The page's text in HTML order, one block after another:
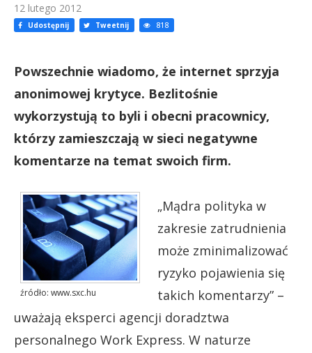
12 lutego 2012
Udostępnij Tweetnij 818
Powszechnie wiadomo, że internet sprzyja
anonimowej krytyce. Bezlitośnie
wykorzystują to byli i obecni pracownicy,
którzy zamieszczają w sieci negatywne
komentarze na temat swoich firm.
źródło: www.sxc.hu
„Mądra polityka w
zakresie zatrudnienia
może zminimalizować
ryzyko pojawienia się
takich komentarzy” –
uważają eksperci agencji doradztwa
personalnego Work Express. W naturze